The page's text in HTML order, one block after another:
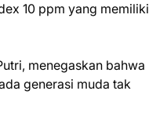
10 ppm yang memiliki
menegaskan bahwa
generasi muda tak